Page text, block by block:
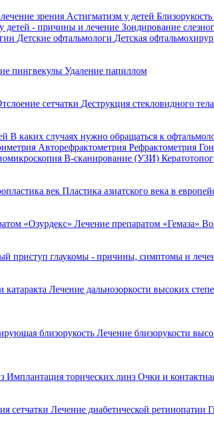
зрения Астигматизм у детей
детей - причины и лечение Зондирование
Детские офтальмологи Детская
пингвекулы Удаление папиллом
сетчатки Деструкция стекловидного тела
В каких случаях нужно обращаться к
Авторефрактометрия Рефрактометрия
В-сканирование (УЗИ)
век Пластика азиатского века в
«Озурдекс» Лечение препаратом «Гемаза»
приступ глаукомы - причины, симптомы и
катаракта Лечение дальнозоркости высоких
близорукость Лечение близорукости
Имплантация торических линз Очки и
сетчатки Лечение диабетической ретинопатии